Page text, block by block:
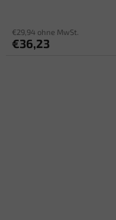
€29,94 ohne MwSt.
€36,23